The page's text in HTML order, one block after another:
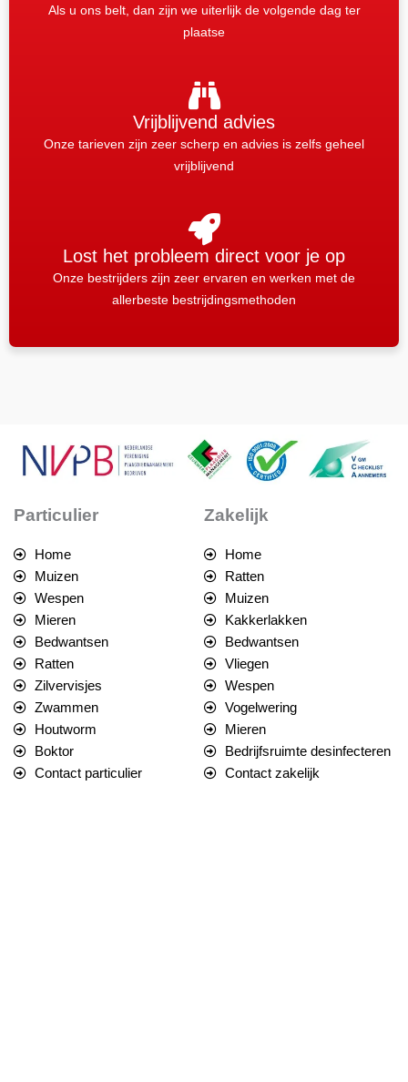
Als u ons belt, dan zijn we uiterlijk de volgende dag ter
plaatse
Vrijblijvend advies
Onze tarieven zijn zeer scherp en advies is zelfs geheel
vrijblijvend
Lost het probleem direct voor je op
Onze bestrijders zijn zeer ervaren en werken met de
allerbeste bestrijdingsmethoden
Particulier
Home
Muizen
Wespen
Mieren
Bedwantsen
Ratten
Zilvervisjes
Zwammen
Houtworm
Boktor
Contact particulier
Zakelijk
Home
Ratten
Muizen
Kakkerlakken
Bedwantsen
Vliegen
Wespen
Vogelwering
Mieren
Bedrijfsruimte desinfecteren
Contact zakelijk